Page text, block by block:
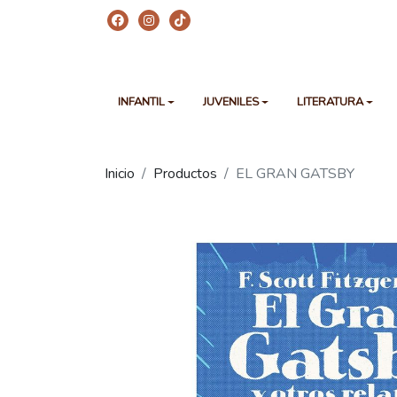
INFANTIL JUVENILES LITERATURA
Inicio Productos EL GRAN GATSBY